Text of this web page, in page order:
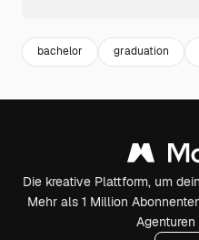
bachelor graduation
Die kreative Plattform, um
Mehr als 1 Million